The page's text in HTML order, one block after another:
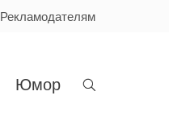
Рекламодателям
Юмор